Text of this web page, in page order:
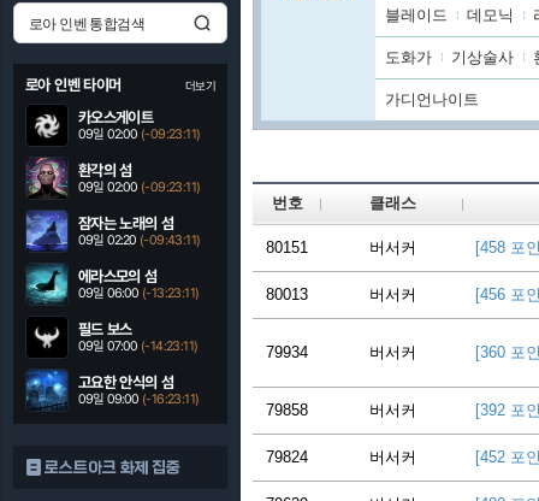
로아 인벤 타이머 더보기
카오스게이트
09일 02:00 (-09:23:10)
환각의 섬
09일 02:00 (-09:23:10)
잠자는 노래의 섬
09일 02:20 (-09:43:10)
에라스모의 섬
09일 06:00 (-13:23:10)
필드 보스
09일 07:00 (-14:23:10)
고요한 안식의 섬
09일 09:00 (-16:23:10)
로스트아크 화제 집중
블레이드 데모닉
도화가 기상술사
가디언나이트
번호 클래스
80151 버서커 [458 포
80013 버서커 [456 포
79934 버서커 [360 포
79858 버서커 [392 포
79824 버서커 [452 포